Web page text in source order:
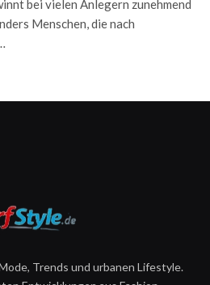
bei vielen Anlegern zunehmend
Menschen, die nach
Trends und urbanen Lifestyle.